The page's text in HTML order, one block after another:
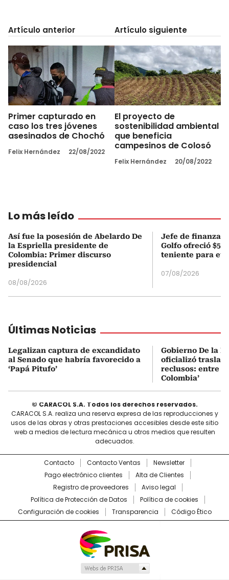
Artículo anterior
Primer capturado en
caso los tres jóvenes
asesinados de Chochó
Felix Hernández 22/08/2022
Artículo siguiente
El proyecto de
sostenibilidad ambiental
que beneficia
campesinos de Colosó
Felix Hernández 20/08/2022
Lo más leído
Así fue la posesión de Abelardo De
la Espriella presidente de
Colombia: Primer discurso
presidencial
08/08/2026
Jefe de finanzas
Golfo ofreció
teniente para
07/08/2026
Últimas Noticias
Legalizan captura de excandidato
al Senado que habría favorecido a
‘Papá Pitufo’
Gobierno De la
oficializó
reclusos: entre
Colombia’
© CARACOL S.A. Todos los derechos reservados.
CARACOL S.A. realiza una reserva expresa de las reproducciones y
usos de las obras y otras prestaciones accesibles desde este sitio
web a medios de lectura mecánica u otros medios que resulten
adecuados.
Contacto Contacto Ventas
Newsletter
Pago electrónico clientes
Alta de Clientes
Registro de proveedores
Aviso legal
Política de Protección de Datos
Política de cookies
Configuración de cookies
Transparencia Código Ético